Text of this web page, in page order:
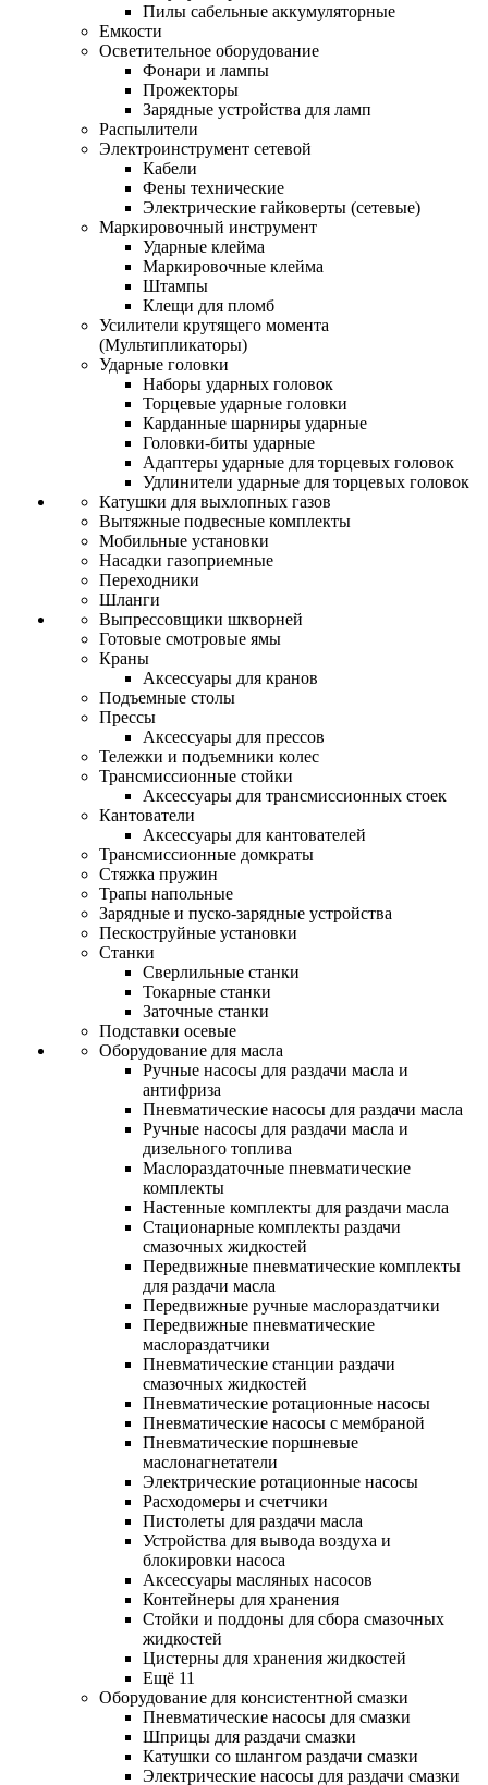
Пилы сабельные аккумуляторные
Емкости
Осветительное оборудование
Фонари и лампы
Прожекторы
Зарядные устройства для ламп
Распылители
Электроинструмент сетевой
Кабели
Фены технические
Электрические гайковерты (сетевые)
Маркировочный инструмент
Ударные клейма
Маркировочные клейма
Штампы
Клещи для пломб
Усилители крутящего момента
(Мультипликаторы)
Ударные головки
Наборы ударных головок
Торцевые ударные головки
Карданные шарниры ударные
Головки-биты ударные
Адаптеры ударные для торцевых головок
Удлинители ударные для торцевых головок
Катушки для выхлопных газов
Вытяжные подвесные комплекты
Мобильные установки
Насадки газоприемные
Переходники
Шланги
Выпрессовщики шкворней
Готовые смотровые ямы
Краны
Аксессуары для кранов
Подъемные столы
Прессы
Аксессуары для прессов
Тележки и подъемники колес
Трансмиссионные стойки
Аксессуары для трансмиссионных стоек
Кантователи
Аксессуары для кантователей
Трансмиссионные домкраты
Стяжка пружин
Трапы напольные
Зарядные и пуско-зарядные устройства
Пескоструйные установки
Станки
Сверлильные станки
Токарные станки
Заточные станки
Подставки осевые
Оборудование для масла
Ручные насосы для раздачи масла и
антифриза
Пневматические насосы для раздачи масла
Ручные насосы для раздачи масла и
дизельного топлива
Маслораздаточные пневматические
комплекты
Настенные комплекты для раздачи масла
Стационарные комплекты раздачи
смазочных жидкостей
Передвижные пневматические комплекты
для раздачи масла
Передвижные ручные маслораздатчики
Передвижные пневматические
маслораздатчики
Пневматические станции раздачи
смазочных жидкостей
Пневматические ротационные насосы
Пневматические насосы с мембраной
Пневматические поршневые
маслонагнетатели
Электрические ротационные насосы
Расходомеры и счетчики
Пистолеты для раздачи масла
Устройства для вывода воздуха и
блокировки насоса
Аксессуары масляных насосов
Контейнеры для хранения
Стойки и поддоны для сбора смазочных
жидкостей
Цистерны для хранения жидкостей
Ещё 11
Оборудование для консистентной смазки
Пневматические насосы для смазки
Шприцы для раздачи смазки
Катушки со шлангом раздачи смазки
Электрические насосы для раздачи смазки